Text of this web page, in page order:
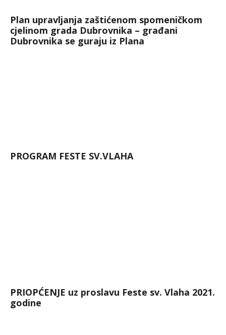
Plan upravljanja zaštićenom spomeničkom
cjelinom grada Dubrovnika – građani
Dubrovnika se guraju iz Plana
PROGRAM FESTE SV.VLAHA
PRIOPĆENJE uz proslavu Feste sv. Vlaha 2021.
godine